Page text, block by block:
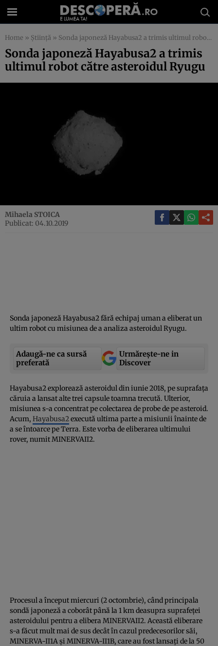
Home » Știință » Sonda japoneză Hayabusa2 a trimis ultimul robot către asteroidul Ryugu
Sonda japoneză Hayabusa2 a trimis
ultimul robot către asteroidul Ryugu
Mihaela STOICA
Publicat: 04.10.2019
Sonda japoneză Hayabusa2 fără echipaj uman a eliberat un
ultim robot cu misiunea de a analiza asteroidul Ryugu.
Adaugă-ne ca sursă
preferată
Urmărește-ne in
Discover
Hayabusa2 explorează asteroidul din iunie 2018, pe suprafaţa
căruia a lansat alte trei capsule toamna trecută. Ulterior,
misiunea s-a concentrat pe colectarea de probe de pe asteroid.
Acum, Hayabusa2execută ultima parte a misiunii înainte de
a se întoarce pe Terra. Este vorba de eliberarea ultimului
rover, numit MINERVAII2.
Procesul a început miercuri (2 octombrie), când principala
sondă japoneză a coborât până la 1 km deasupra suprafeţei
asteroidului pentru a elibera MINERVAII2. Această eliberare
s-a făcut mult mai de sus decât în cazul predecesorilor săi,
MINERVA-II1A şi MINERVA-II1B, care au fost lansaţi de la 50